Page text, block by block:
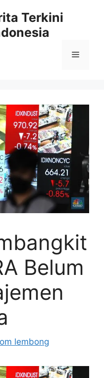
Terkini
Menu
Belum
lembong